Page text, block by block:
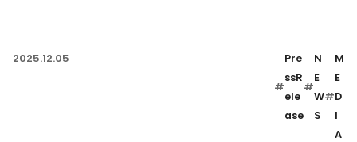
2025.12.05
#
Pre
ssR
ele
ase
#
N
E
W
S
#
M
E
D
I
A